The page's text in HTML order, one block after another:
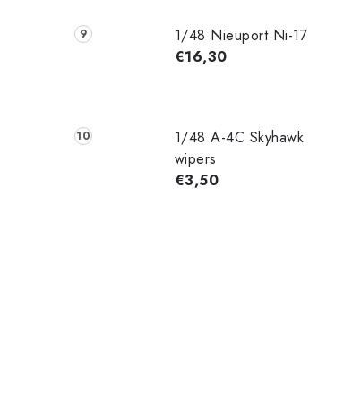
1/48 Nieuport Ni-17
€16,30
1/48 A-4C Skyhawk
wipers
€3,50